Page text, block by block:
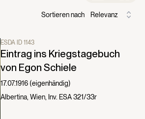
Sortieren nach Relevanz
ESDA ID 1143
Eintrag ins Kriegstagebuch
von Egon Schiele
17.07.1916 (eigenhändig)
Albertina, Wien, Inv. ESA 321/33r